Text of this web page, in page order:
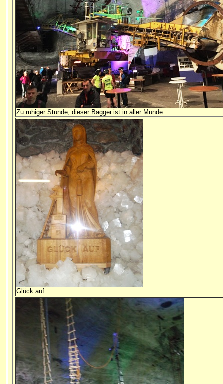
Zu ruhiger Stunde, dieser Bagger ist in aller Munde
Glück auf